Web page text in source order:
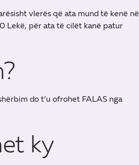
vlerës që ata mund të kenë në
Lekë, për ata të cilët kanë patur
do t’u ofrohet FALAS nga
ky